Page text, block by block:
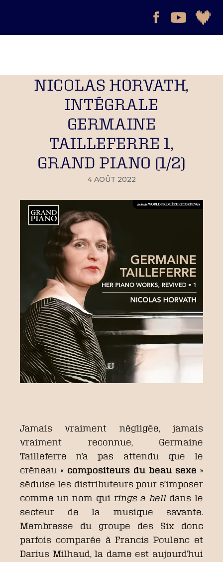
NICOLAS HORVATH,
INTÉGRALE
GERMAINE
TAILLEFERRE 1,
GRAND PIANO (1/2)
4 AOÛT 2022
Jamais vraiment négligée, jamais
vraiment reconnue, Germaine
Tailleferre n’a pas attendu que le
créneau « compositeurs du beau sexe »
séduise les distributeurs pour s’imposer
comme un nom qui rings a belldans le
secteur de la musique savante.
Membresse du groupe des Six donc
parfois comparée à Francis Poulenc et
Darius Milhaud, la dame est aujourd’hui